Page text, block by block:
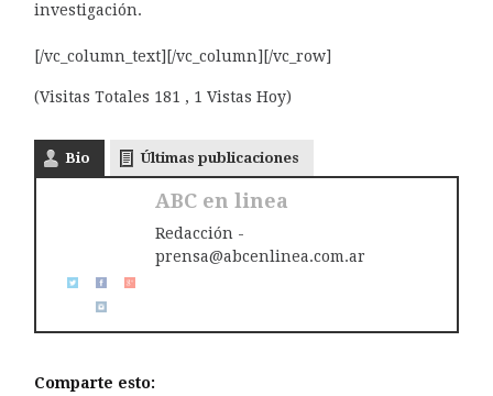
investigación.
[/vc_column_text][/vc_column][/vc_row]
(Visitas Totales 181 , 1 Vistas Hoy)
Bio Últimas publicaciones
ABC en linea
Redacción -
prensa@abcenlinea.com.ar
Comparte esto: